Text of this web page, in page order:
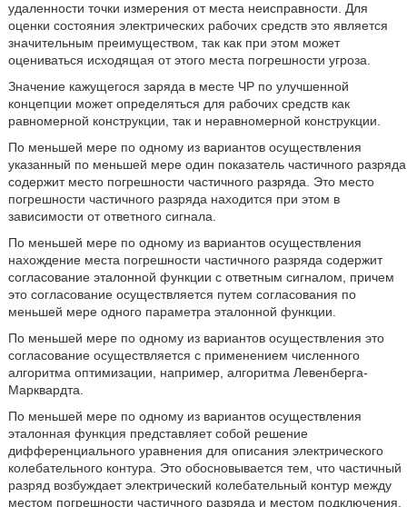
удаленности точки измерения от места неисправности. Для
оценки состояния электрических рабочих средств это является
значительным преимуществом, так как при этом может
оцениваться исходящая от этого места погрешности угроза.
Значение кажущегося заряда в месте ЧР по улучшенной
концепции может определяться для рабочих средств как
равномерной конструкции, так и неравномерной конструкции.
По меньшей мере по одному из вариантов осуществления
указанный по меньшей мере один показатель частичного разряда
содержит место погрешности частичного разряда. Это место
погрешности частичного разряда находится при этом в
зависимости от ответного сигнала.
По меньшей мере по одному из вариантов осуществления
нахождение места погрешности частичного разряда содержит
согласование эталонной функции с ответным сигналом, причем
это согласование осуществляется путем согласования по
меньшей мере одного параметра эталонной функции.
По меньшей мере по одному из вариантов осуществления это
согласование осуществляется с применением численного
алгоритма оптимизации, например, алгоритма Левенберга-
Марквардта.
По меньшей мере по одному из вариантов осуществления
эталонная функция представляет собой решение
дифференциального уравнения для описания электрического
колебательного контура. Это обосновывается тем, что частичный
разряд возбуждает электрический колебательный контур между
местом погрешности частичного разряда и местом подключения.